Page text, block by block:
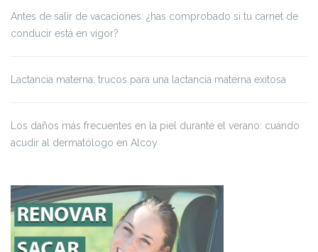
Antes de salir de vacaciones: ¿has comprobado si tu carnet de
conducir está en vigor?
Lactancia materna: trucos para una lactancia materna exitosa
Los daños más frecuentes en la piel durante el verano: cuándo
acudir al dermatólogo en Alcoy